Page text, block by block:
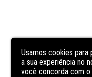
Usamos cookies
a sua experiência no
você concorda com o